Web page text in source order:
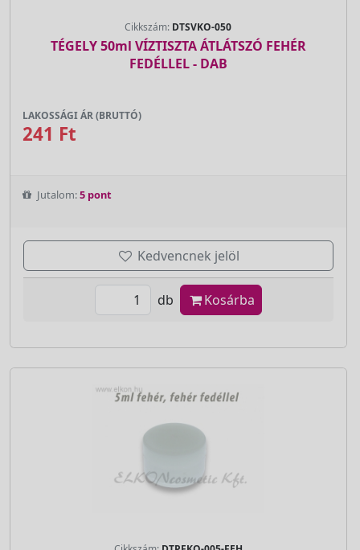
Cikkszám: DTSVKO-050
TÉGELY 50ml VÍZTISZTA ÁTLÁTSZÓ FEHÉR
FEDÉLLEL - DAB
LAKOSSÁGI ÁR (BRUTTÓ)
241 Ft
Jutalom:5 pont
Kedvencnek jelöl
db Kosárba